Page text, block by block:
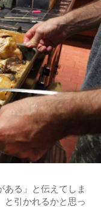
ある」と伝えてしま
引かれるかと思っ